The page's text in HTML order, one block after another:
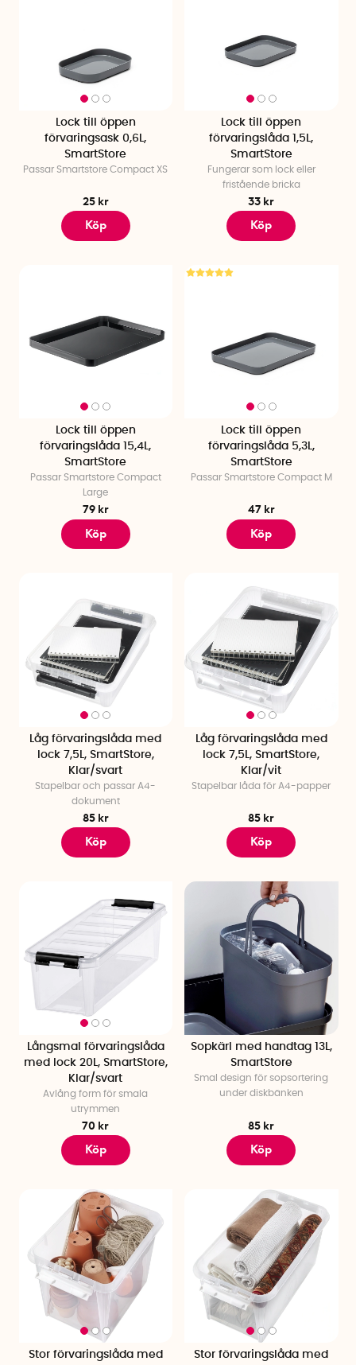
Lock till öppen
förvaringsask 0,6L,
SmartStore
Passar Smartstore Compact XS
25 kr
Köp
Lock till öppen
förvaringslåda 1,5L,
SmartStore
Fungerar som lock eller
fristående bricka
33 kr
Köp
Lock till öppen
förvaringslåda 15,4L,
SmartStore
Passar Smartstore Compact
Large
79 kr
Köp
Lock till öppen
förvaringslåda 5,3L,
SmartStore
Passar Smartstore Compact M
47 kr
Köp
Låg förvaringslåda med
lock 7,5L, SmartStore,
Klar/svart
Stapelbar och passar A4-
dokument
85 kr
Köp
Låg förvaringslåda med
lock 7,5L, SmartStore,
Klar/vit
Stapelbar låda för A4-papper
85 kr
Köp
Långsmal förvaringslåda
med lock 20L, SmartStore,
Klar/svart
Avlång form för smala
utrymmen
70 kr
Köp
Sopkärl med handtag 13L,
SmartStore
Smal design för sopsortering
under diskbänken
85 kr
Köp
Stor förvaringslåda med Stor förvaringslåda med